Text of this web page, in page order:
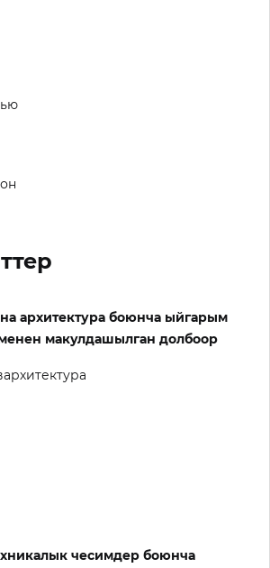
архитектура боюнча ыйгарым
макулдашылган долбоор
чесимдер боюнча